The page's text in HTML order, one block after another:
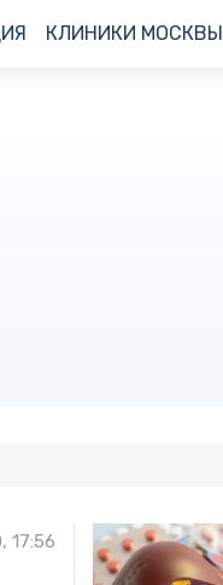
КЛИНИКИ МОСКВЫ
17:56